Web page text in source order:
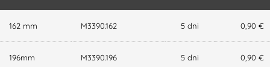
162 mm M3390.162 5 dni 0,90 €
196mm M3390.196 5 dni 0,90 €